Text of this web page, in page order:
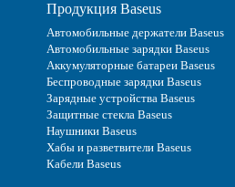
Продукция Baseus
Автомобильные держатели Baseus
Автомобильные зарядки Baseus
Аккумуляторные батареи Baseus
Беспроводные зарядки Baseus
Зарядные устройства Baseus
Защитные стекла Baseus
Наушники Baseus
Хабы и разветвители Baseus
Кабели Baseus